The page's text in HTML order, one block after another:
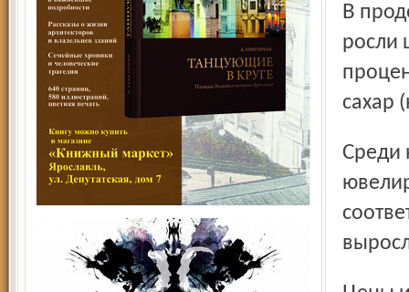
В продовольственной группе товаров высокими темпами
росли
сахар
Среди непродовольственных более всего подорожали